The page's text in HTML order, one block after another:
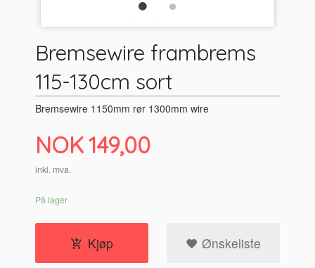
Bremsewire frambrems
115-130cm sort
Bremsewire 1150mm rør 1300mm wire
Pris
NOK149,00
inkl. mva.
På lager
Kjøp Ønskeliste